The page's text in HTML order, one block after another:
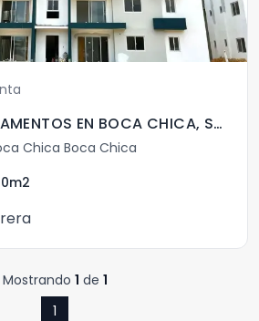
VENTA DE APARTAMENTOS EN BOCA CHICA, SANTO DOMINGO
Chica Boca Chica
m2
Mostrando 1 de 1
1